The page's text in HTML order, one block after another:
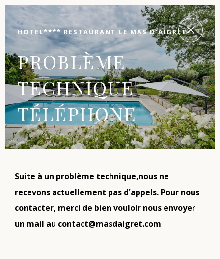
HOTEL**** RESTAURANT LE MAS D'AIGRET
PROBLÈME
TECHNIQUE
TÉLÉPHONE
Suite à un problème technique,nous ne
recevons actuellement pas d'appels. Pour nous
contacter, merci de bien vouloir nous envoyer
un mail au contact@masdaigret.com